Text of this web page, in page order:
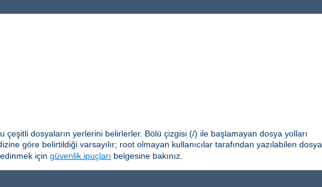
dosyaların yerlerini belirlerler. Bölü çizgisi (/) ile başlamayan dosya yolları
göre belirtildiği varsayılır; root olmayan kullanıcılar tarafından yazılabilen dosya
için güvenlik ipuçları belgesine bakınız.